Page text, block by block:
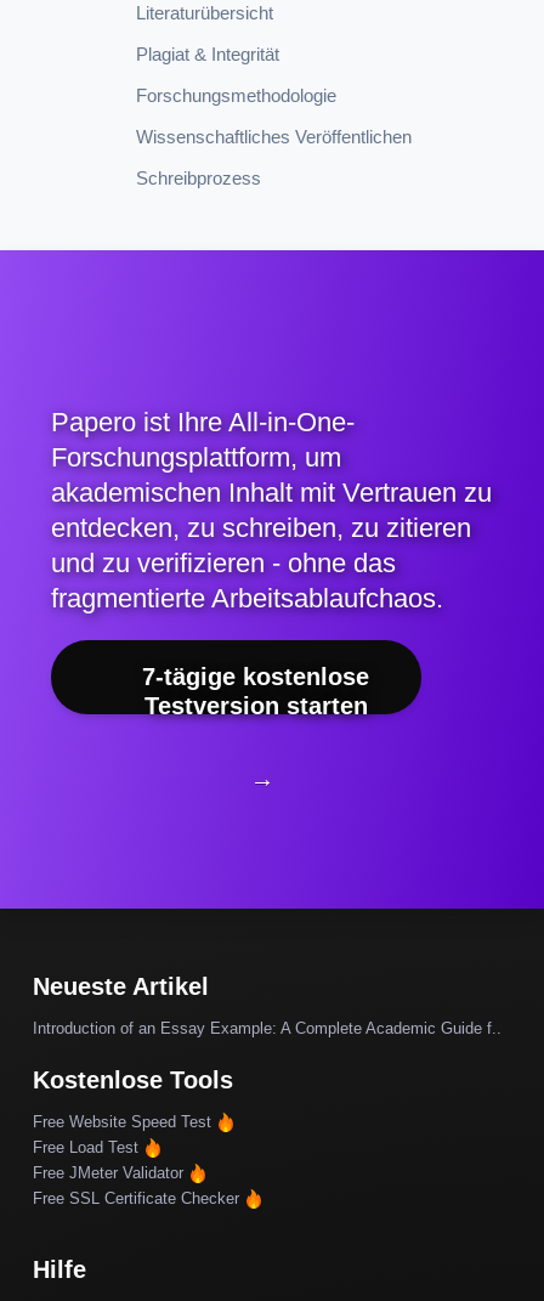
Literaturübersicht
Plagiat & Integrität
Forschungsmethodologie
Wissenschaftliches Veröffentlichen
Schreibprozess
Papero ist Ihre All-in-One-
Forschungsplattform, um
akademischen Inhalt mit Vertrauen zu
entdecken, zu schreiben, zu zitieren
und zu verifizieren - ohne das
fragmentierte Arbeitsablaufchaos.
7-tägige kostenlose
Testversion starten
→
Neueste Artikel
Introduction of an Essay Example: A Complete Academic Guide f..
Kostenlose Tools
Free Website Speed Test
Free Load Test
Free JMeter Validator
Free SSL Certificate Checker
Hilfe